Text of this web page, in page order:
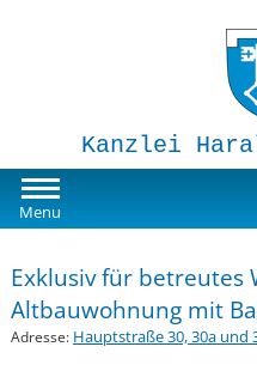
Kanzlei
Menu
Impressum
Exklusiv für betreutes
Altbauwohnung mit
Adresse: Hauptstraße 30, 30a und